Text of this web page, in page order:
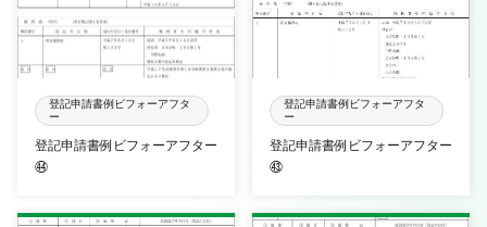
登記申請書例ビフォーアフタ
ー
登記申請書例ビフォーアフター
㊹
登記申請書例ビフォーアフタ
ー
登記申請書例ビフォーアフター
㊸